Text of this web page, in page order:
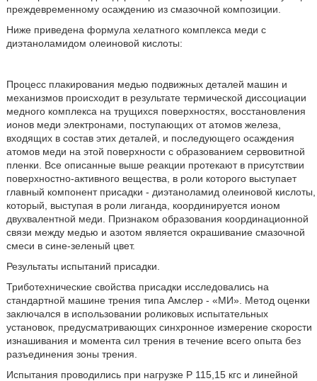
преждевременному осаждению из смазочной композиции.
Ниже приведена формула хелатного комплекса меди с
диэтаноламидом олеиновой кислоты:
Процесс плакирования медью подвижных деталей машин и
механизмов происходит в результате термической диссоциации
медного комплекса на трущихся поверхностях, восстановления
ионов меди электронами, поступающих от атомов железа,
входящих в состав этих деталей, и последующего осаждения
атомов меди на этой поверхности с образованием сервовитной
пленки. Все описанные выше реакции протекают в присутствии
поверхностно-активного вещества, в роли которого выступает
главный компонент присадки - диэтаноламид олеиновой кислоты,
который, выступая в роли лиганда, координируется ионом
двухвалентной меди. Признаком образования координационной
связи между медью и азотом является окрашивание смазочной
смеси в сине-зеленый цвет.
Результаты испытаний присадки.
Триботехнические свойства присадки исследовались на
стандартной машине трения типа Амслер - «МИ». Метод оценки
заключался в использовании роликовых испытательных
установок, предусматривающих синхронное измерение скорости
изнашивания и момента сил трения в течение всего опыта без
разъединения зоны трения.
Испытания проводились при нагрузке Ρ 115,15 кгс и линейной